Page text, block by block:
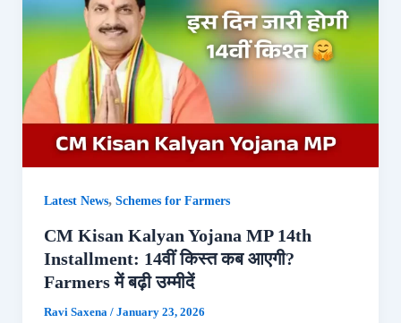
Latest News, Schemes for Farmers
CM Kisan Kalyan Yojana MP 14th
Installment: 14वीं किस्त कब आएगी?
Farmers में बढ़ी उम्मीदें
Ravi Saxena / January 23, 2026